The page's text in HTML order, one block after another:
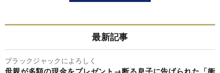
最新記事
ブラックジャックによろしく